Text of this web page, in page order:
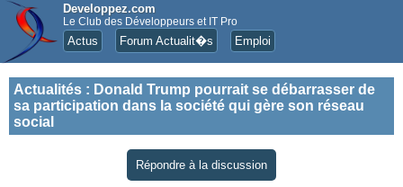
Developpez.com
Le Club des Développeurs et IT Pro
Actus Forum Actualit�s Emploi
Actualités : Donald Trump pourrait se débarrasser de
sa participation dans la société qui gère son réseau
social
Répondre à la discussion